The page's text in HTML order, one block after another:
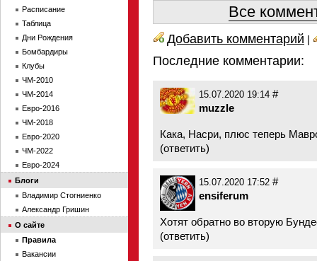
Все
Добавить комментарий |
Последние комментарии:
15.07.2020 19:14 #
muzzle
Кака, Насри, плюс теперь
(ответить)
15.07.2020 17:52 #
ensiferum
Хотят обратно во вторую
(ответить)
Расписание
Таблица
Дни Рождения
Бомбардиры
Клубы
ЧМ-2010
ЧМ-2014
Евро-2016
ЧМ-2018
Евро-2020
ЧМ-2022
Евро-2024
Блоги
Владимир Стогниенко
Александр Гришин
О сайте
Правила
Вакансии